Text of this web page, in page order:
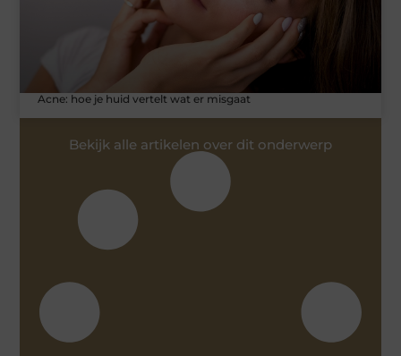
Acne: hoe je huid vertelt wat er misgaat
Bekijk alle artikelen over dit onderwerp